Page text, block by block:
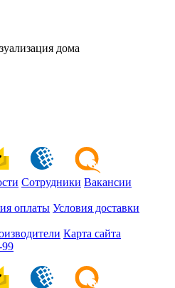
дома
Сотрудники Вакансии
оплаты Условия доставки
Карта сайта
99